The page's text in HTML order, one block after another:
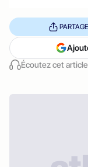
Écoutez cet article